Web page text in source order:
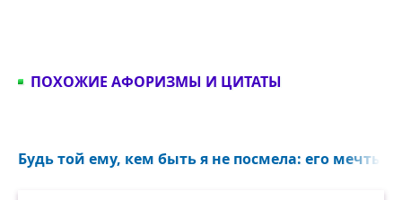
ПОХОЖИЕ АФОРИЗМЫ И ЦИТАТЫ
Будь той ему, кем быть я не посмела: его мечты